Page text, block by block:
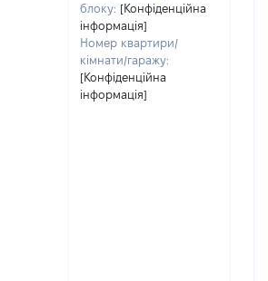
блоку: [Конфіденційна
інформація]
Номер квартири/
кімнати/гаражу:
[Конфіденційна
інформація]